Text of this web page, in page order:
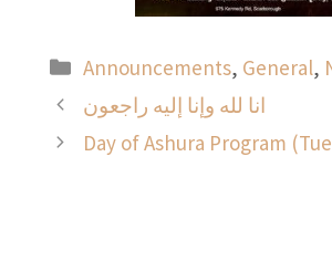
Categories
Announcements, General,
انا لله وإنا إليه راجعون
Day of Ashura Program